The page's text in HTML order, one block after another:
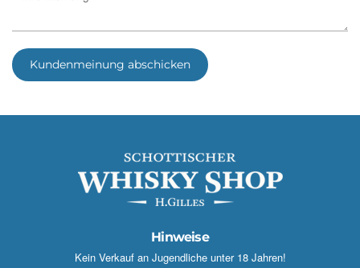
Kundenmeinung abschicken
Hinweise
Kein Verkauf an Jugendliche unter 18 Jahren!